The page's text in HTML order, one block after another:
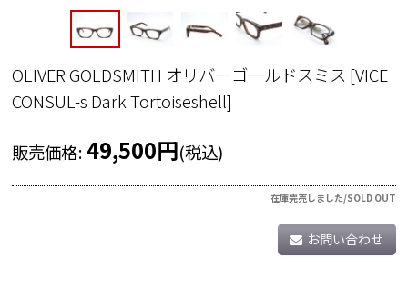
OLIVER GOLDSMITH オリバーゴールドスミス [VICE
CONSUL-s Dark Tortoiseshell]
販売価格: 49,500円(税込)
在庫完売しました/SOLD OUT
お問い合わせ